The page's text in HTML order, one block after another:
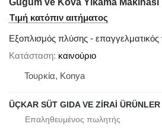
Güğüm ve Kova Yıkama Makinası
Τιμή κατόπιν αιτήματος
Εξοπλισμός πλύσης - επαγγελματικός
Κατάσταση καινούριο
Τουρκία, Konya